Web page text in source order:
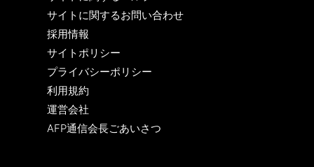
サイトに関するお問い合わせ
採用情報
サイトポリシー
プライバシーポリシー
利用規約
運営会社
AFP通信会長ごあいさつ